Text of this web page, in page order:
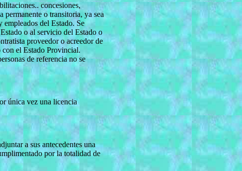
concesiones,
permanente o transitoria, ya sea
del Estado. Se
o al servicio del Estado o
proveedor o acreedor de
con el Estado Provincial.
de referencia no se
única vez una licencia
a sus antecedentes una
por la totalidad de